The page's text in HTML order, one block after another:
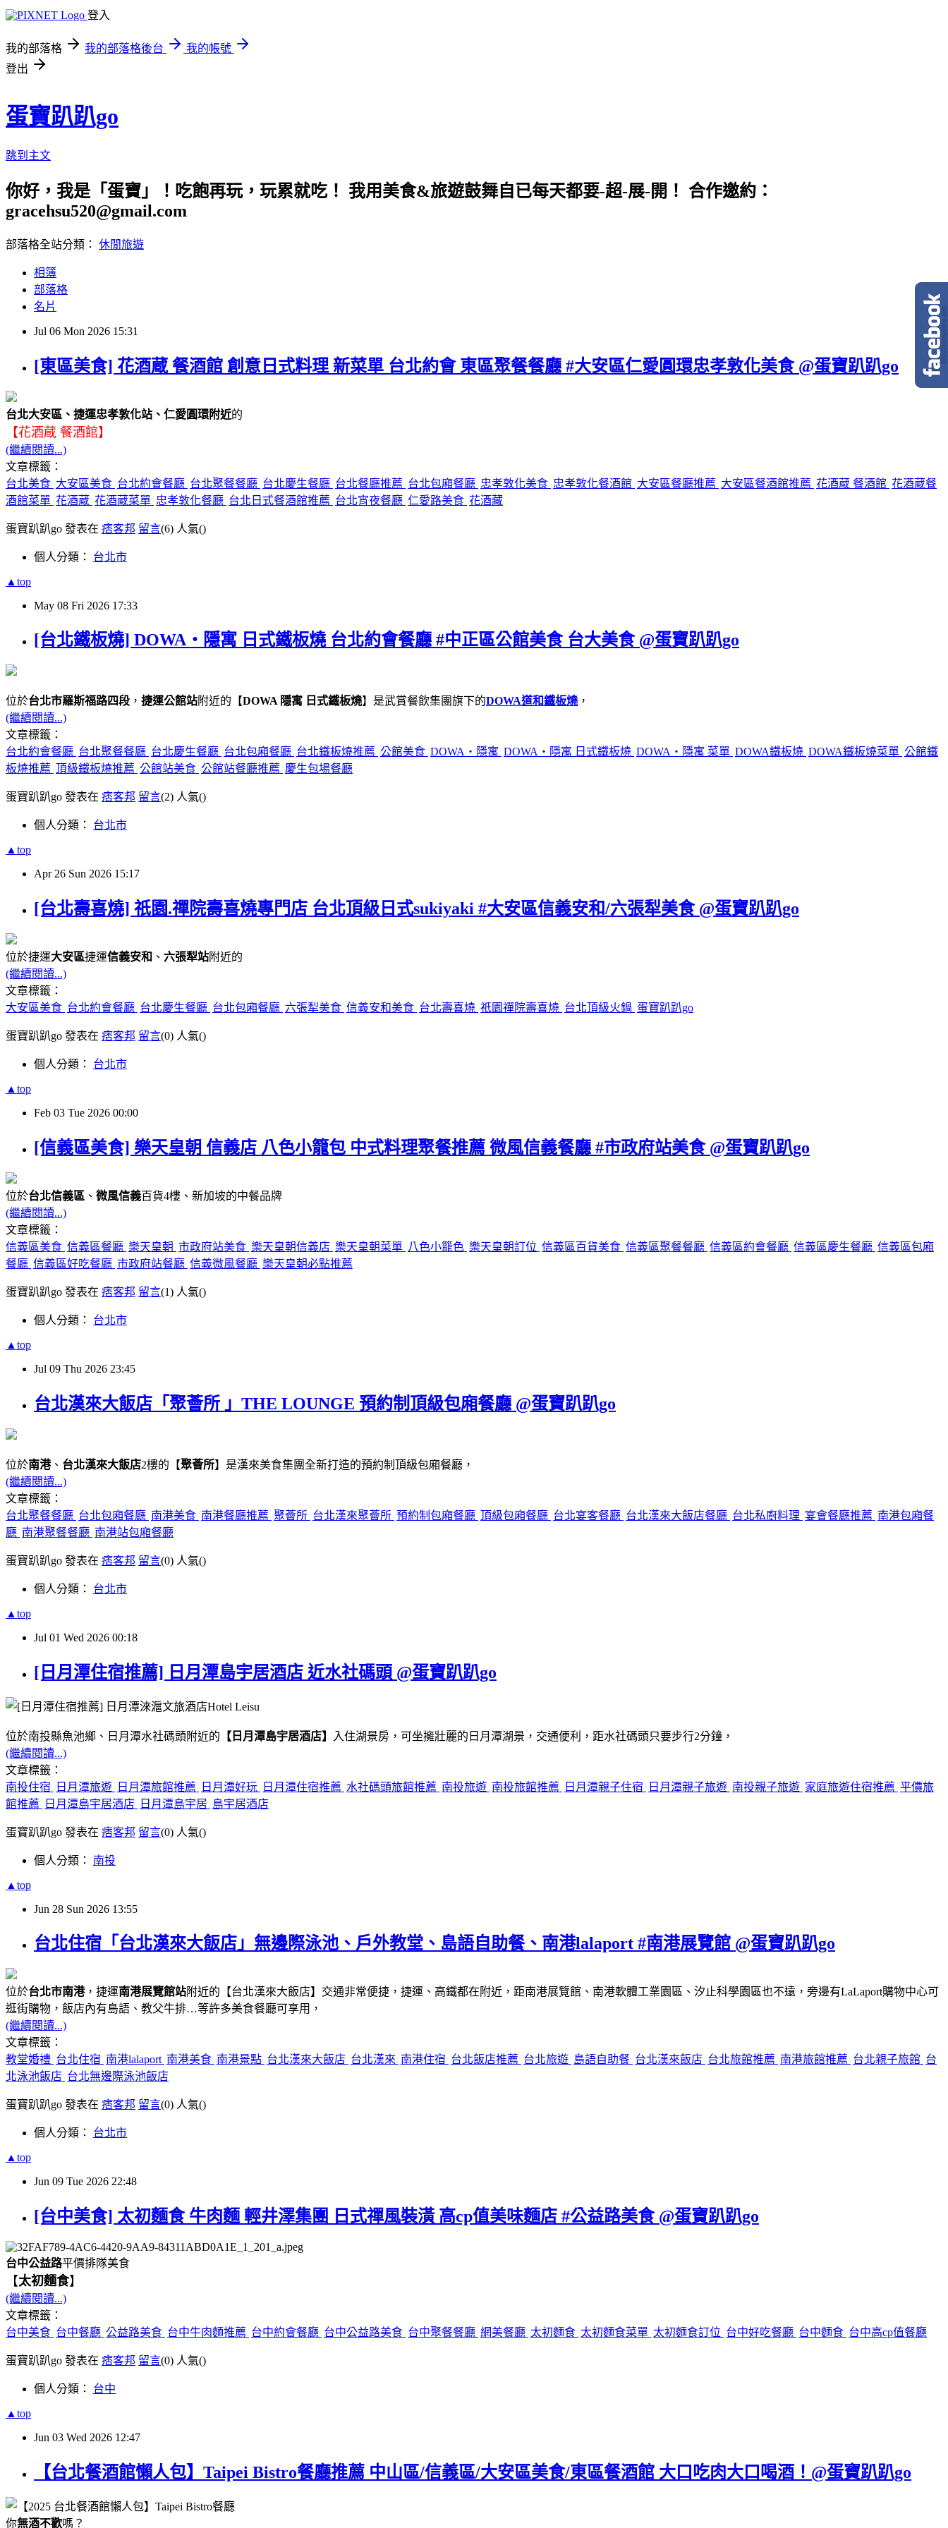
登入
我的部落格 我的部落格後台
我的帳號
登出
蛋寶趴趴go
跳到主文
你好，我是「蛋寶」！吃飽再玩，玩累就吃！ 我用美食&旅遊鼓舞自已每天都要-超-展-開！ 合作邀約：
gracehsu520@gmail.com
部落格全站分類： 休閒旅遊
相簿
部落格
名片
Jul 06 Mon 2026 15:31
[東區美食] 花酒蔵 餐酒館 創意日式料理 新菜單 台北約會 東區聚餐餐廳 #大安區仁愛圓環忠孝敦化美食 @蛋寶趴趴go
台北大安區、捷運忠孝敦化站、仁愛圓環附近的
【花酒蔵 餐酒館】
(繼續閱讀...)
文章標籤：
台北美食 大安區美食 台北約會餐廳 台北聚餐餐廳 台北慶生餐廳 台北餐廳推薦 台北包廂餐廳 忠孝敦化美食 忠孝敦化餐酒館 大安區餐廳推薦 大安區餐酒館推薦 花酒蔵 餐酒館 花酒蔵餐
酒館菜單 花酒蔵 花酒蔵菜單 忠孝敦化餐廳 台北日式餐酒館推薦 台北宵夜餐廳 仁愛路美食 花酒藏
蛋寶趴趴go 發表在 痞客邦 留言(6) 人氣()
個人分類： 台北市
▲top
May 08 Fri 2026 17:33
[台北鐵板燒] DOWA・隱寓 日式鐵板燒 台北約會餐廳 #中正區公館美食 台大美食 @蛋寶趴趴go
位於台北市羅斯福路四段 ， 捷運公館站附近的【DOWA 隱寓 日式鐵板燒】是武賞餐飲集團旗下的DOWA道和鐵板燒 ，
(繼續閱讀...)
文章標籤：
台北約會餐廳 台北聚餐餐廳 台北慶生餐廳 台北包廂餐廳 台北鐵板燒推薦 公館美食 DOWA・隱寓 DOWA・隱寓 日式鐵板燒 DOWA・隱寓 菜單 DOWA鐵板燒 DOWA鐵板燒菜單 公館鐵
板燒推薦 頂級鐵板燒推薦 公館站美食 公館站餐廳推薦 慶生包場餐廳
蛋寶趴趴go 發表在 痞客邦 留言(2) 人氣()
個人分類： 台北市
▲top
Apr 26 Sun 2026 15:17
[台北壽喜燒] 祇園.禪院壽喜燒專門店 台北頂級日式sukiyaki #大安區信義安和/六張犁美食 @蛋寶趴趴go
位於捷運大安區捷運信義安和 、 六張犁站附近的
(繼續閱讀...)
文章標籤：
大安區美食 台北約會餐廳 台北慶生餐廳 台北包廂餐廳 六張犁美食 信義安和美食 台北壽喜燒 祇園禪院壽喜燒 台北頂級火鍋 蛋寶趴趴go
蛋寶趴趴go 發表在 痞客邦 留言(0) 人氣()
個人分類： 台北市
▲top
Feb 03 Tue 2026 00:00
[信義區美食] 樂天皇朝 信義店 八色小籠包 中式料理聚餐推薦 微風信義餐廳 #市政府站美食 @蛋寶趴趴go
位於台北信義區 、 微風信義百貨4樓、新加坡的中餐品牌
(繼續閱讀...)
文章標籤：
信義區美食 信義區餐廳 樂天皇朝 市政府站美食 樂天皇朝信義店 樂天皇朝菜單 八色小籠色 樂天皇朝訂位 信義區百貨美食 信義區聚餐餐廳 信義區約會餐廳 信義區慶生餐廳 信義區包廂
餐廳 信義區好吃餐廳 市政府站餐廳 信義微風餐廳 樂天皇朝必點推薦
蛋寶趴趴go 發表在 痞客邦 留言(1) 人氣()
個人分類： 台北市
▲top
Jul 09 Thu 2026 23:45
台北漢來大飯店「聚薈所 」THE LOUNGE 預約制頂級包廂餐廳 @蛋寶趴趴go
位於南港、 台北漢來大飯店2樓的【聚薈所】是漢來美食集團全新打造的預約制頂級包廂餐廳，
(繼續閱讀...)
文章標籤：
台北聚餐餐廳 台北包廂餐廳 南港美食 南港餐廳推薦 聚薈所 台北漢來聚薈所 預約制包廂餐廳 頂級包廂餐廳 台北宴客餐廳 台北漢來大飯店餐廳 台北私廚料理 宴會餐廳推薦 南港包廂餐
廳 南港聚餐餐廳 南港站包廂餐廳
蛋寶趴趴go 發表在 痞客邦 留言(0) 人氣()
個人分類： 台北市
▲top
Jul 01 Wed 2026 00:18
[日月潭住宿推薦] 日月潭島宇居酒店 近水社碼頭 @蛋寶趴趴go
位於南投縣魚池鄉、日月潭水社碼頭附近的 【日月潭島宇居酒店】
入住湖景房，可坐擁壯麗的日月潭湖景，交通便利，距水社碼頭只要步行2分鐘，
(繼續閱讀...)
文章標籤：
南投住宿
日月潭旅遊 日月潭旅館推薦 日月潭好玩 日月潭住宿推薦 水社碼頭旅館推薦 南投旅遊 南投旅館推薦 日月潭親子住宿 日月潭親子旅遊 南投親子旅遊 家庭旅遊住宿推薦 平價旅
館推薦
日月潭島宇居酒店 日月潭島宇居 島宇居酒店
蛋寶趴趴go 發表在 痞客邦 留言(0) 人氣()
個人分類： 南投
▲top
Jun 28 Sun 2026 13:55
台北住宿「台北漢來大飯店」無邊際泳池、戶外教堂、島語自助餐、南港lalaport #南港展覽館 @蛋寶趴趴go
位於台北市南港，捷運南港展覽館站附近的【台北漢來大飯店】交通非常便捷，捷運、高鐵都在附近，距南港展覽館、南港軟體工業園區、汐止科學園區也不遠，旁邊有LaLaport購物中心可
逛街購物，飯店內有島語、教父牛排…等許多美食餐廳可享用，
(繼續閱讀...)
文章標籤：
教堂婚禮 台北住宿 南港lalaport 南港美食 南港景點 台北漢來大飯店 台北漢來 南港住宿 台北飯店推薦 台北旅遊 島語自助餐 台北漢來飯店 台北旅館推薦 南港旅館推薦 台北親子旅館 台
北泳池飯店 台北無邊際泳池飯店
蛋寶趴趴go 發表在 痞客邦 留言(0) 人氣()
個人分類： 台北市
▲top
Jun 09 Tue 2026 22:48
[台中美食] 太初麵食 牛肉麵 輕井澤集團 日式禪風裝潢 高cp值美味麵店 #公益路美食 @蛋寶趴趴go
台中公益路平價排隊美食
【太初麵食】
(繼續閱讀...)
文章標籤：
台中美食 台中餐廳 公益路美食 台中牛肉麵推薦 台中約會餐廳 台中公益路美食 台中聚餐餐廳 網美餐廳 太初麵食 太初麵食菜單 太初麵食訂位 台中好吃餐廳 台中麵食 台中高cp值餐廳
蛋寶趴趴go 發表在 痞客邦 留言(0) 人氣()
個人分類： 台中
▲top
Jun 03 Wed 2026 12:47
【台北餐酒館懶人包】Taipei Bistro餐廳推薦 中山區/信義區/大安區美食/東區餐酒館 大口吃肉大口喝酒！@蛋寶趴趴go
你無酒不歡嗎？